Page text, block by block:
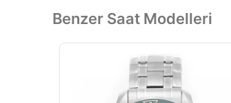
Benzer Saat Modelleri